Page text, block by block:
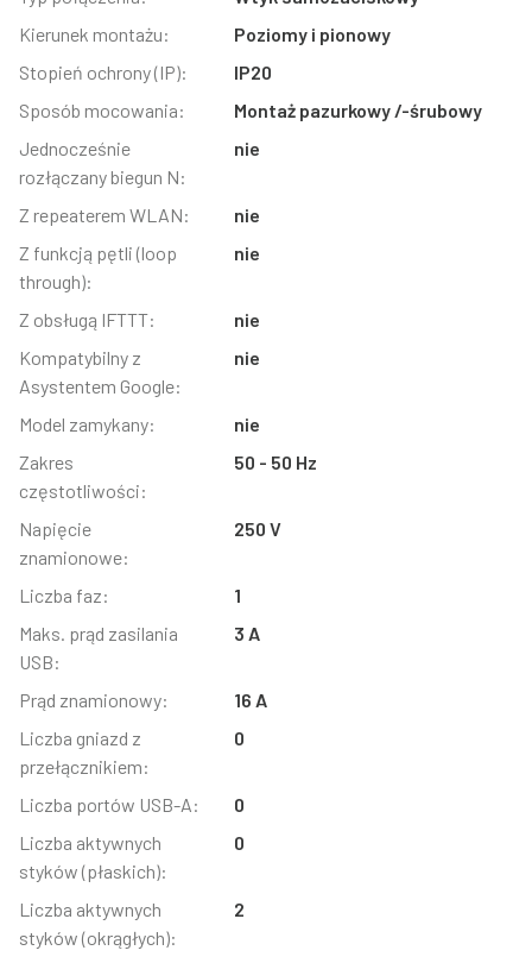
Kierunek montażu:
Poziomy i pionowy
Stopień ochrony (IP):
IP20
Sposób mocowania:
Montaż pazurkowy /-śrubowy
Jednocześnie
rozłączany biegun N:
nie
Z repeaterem WLAN:
nie
Z funkcją pętli (loop
through):
nie
Z obsługą IFTTT:
nie
Kompatybilny z
Asystentem Google:
nie
Model zamykany:
nie
Zakres
częstotliwości:
50 - 50 Hz
Napięcie
znamionowe:
250 V
Liczba faz:
1
Maks. prąd zasilania
USB:
3 A
Prąd znamionowy:
16 A
Liczba gniazd z
przełącznikiem:
0
Liczba portów USB-A:
0
Liczba aktywnych
styków (płaskich):
0
Liczba aktywnych
styków (okrągłych):
2